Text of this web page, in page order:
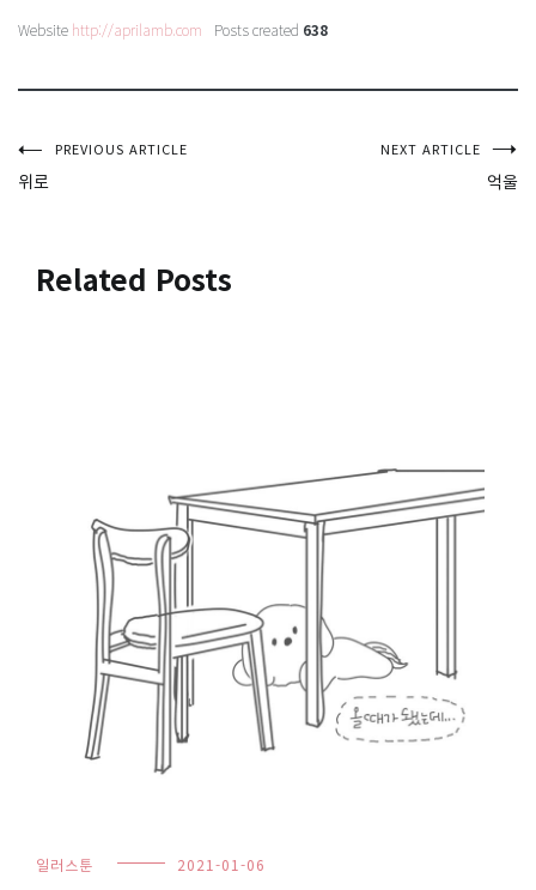
Website http://aprilamb.com Posts created 638
글
색
PREVIOUS ARTICLE
위로
NEXT ARTICLE
억울
Related Posts
일러스툰 2021-01-06